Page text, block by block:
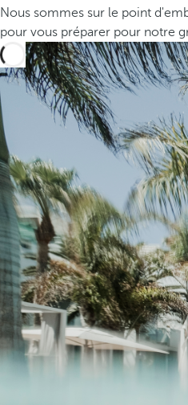
Nous sommes sur le point
pour vous préparer pour notre